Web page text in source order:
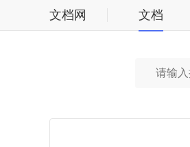
文档网 文档